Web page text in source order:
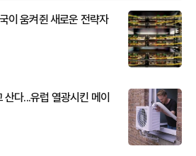
이 움켜쥔 새로운 전략자
다...유럽 열광시킨 메이